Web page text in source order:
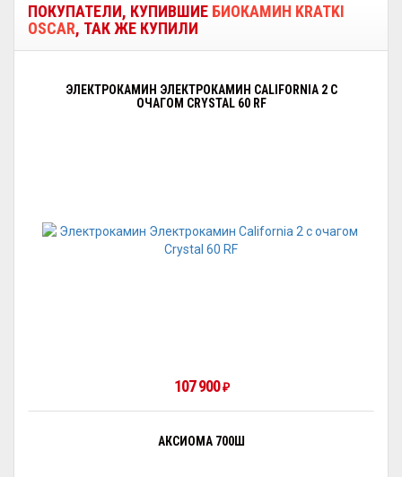
ПОКУПАТЕЛИ, КУПИВШИЕ БИОКАМИН KRATKI
OSCAR, ТАК ЖЕ КУПИЛИ
ЭЛЕКТРОКАМИН ЭЛЕКТРОКАМИН CALIFORNIA 2 С
ОЧАГОМ CRYSTAL 60 RF
107 900₽
АКСИОМА 700Ш